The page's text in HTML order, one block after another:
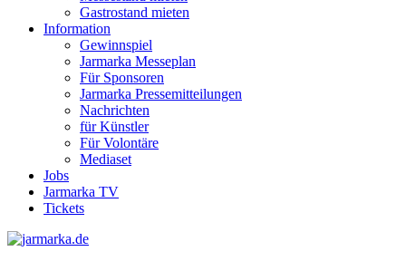
Gastrostand mieten
Information
Gewinnspiel
Jarmarka Messeplan
Für Sponsoren
Jarmarka Pressemitteilungen
Nachrichten
für Künstler
Für Volontäre
Mediaset
Jobs
Jarmarka TV
Tickets